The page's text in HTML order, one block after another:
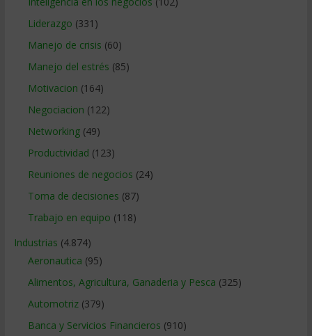
Liderazgo (331)
Manejo de crisis (60)
Manejo del estrés (85)
Motivacion (164)
Negociacion (122)
Networking(49)
Productividad (123)
Reuniones de negocios (24)
Toma de decisiones (87)
Trabajo en equipo (118)
Industrias (4.874)
Aeronautica (95)
Alimentos, Agricultura, Ganaderia y Pesca (325)
Automotriz(379)
Banca y Servicios Financieros (910)